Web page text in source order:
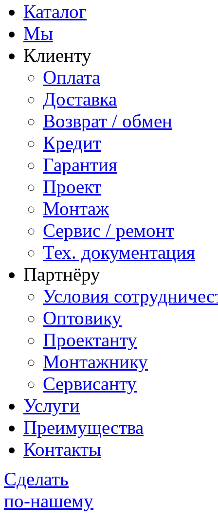
Каталог
Мы
Клиенту
Оплата
Доставка
Возврат / обмен
Кредит
Гарантия
Проект
Монтаж
Сервис / ремонт
Тех. документация
Партнёру
Условия
Оптовику
Проектанту
Монтажнику
Сервисанту
Услуги
Преимущества
Контакты
Сделать
по-нашему